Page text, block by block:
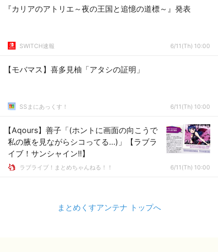
『カリアのアトリエ～夜の王国と追憶の道標～』発表
SWITCH速報 6/11(Th) 10:00
【モバマス】喜多見柚「アタシの証明」
SSまにあっくす！ 6/11(Th) 10:00
【Aqours】善子「(ホントに画面の向こうで
私の腋を見ながらシコってる…)」【ラブラ
イブ！サンシャイン!!】
ラブライブ！まとめちゃんねる！！ 6/11(Th) 10:00
まとめくすアンテナ トップへ